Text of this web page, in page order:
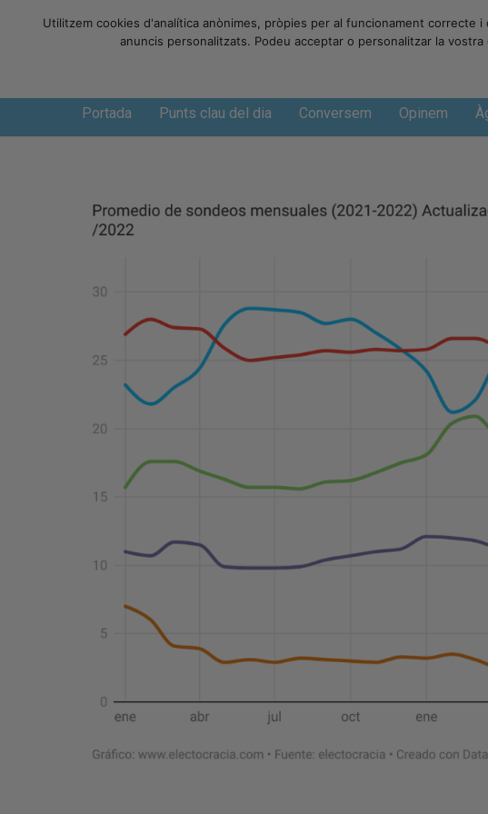
Dijous, 6 de agosto de 2026
Portada Punts clau del dia Conversem Opinem
Utilitzem cookies d'analítica anònimes, pròpies per al funcionament
anuncis personalitzats. Podeu acceptar o personalitzar la